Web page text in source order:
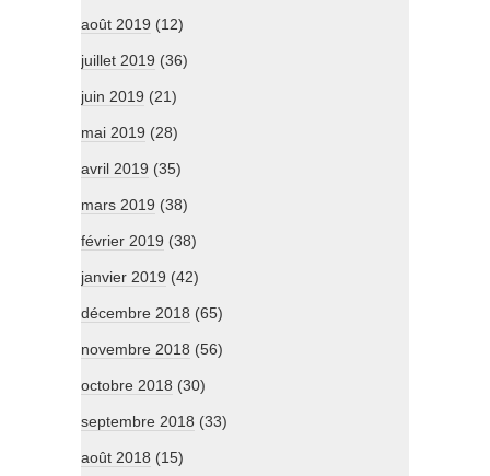
août 2019 (12)
juillet 2019 (36)
juin 2019 (21)
mai 2019 (28)
avril 2019 (35)
mars 2019 (38)
février 2019 (38)
janvier 2019 (42)
décembre 2018 (65)
novembre 2018 (56)
octobre 2018 (30)
septembre 2018 (33)
août 2018 (15)